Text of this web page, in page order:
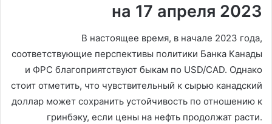
на 17 апреля 2023
В настоящее время, в начале 2023 года,
соответствующие перспективы политики Банка Канады
и ФРС благоприятствуют быкам по USD/CAD. Однако
стоит отметить, что чувствительный к сырью канадский
доллар может сохранить устойчивость по отношению к
гринбэку, если цены на нефть продолжат расти.